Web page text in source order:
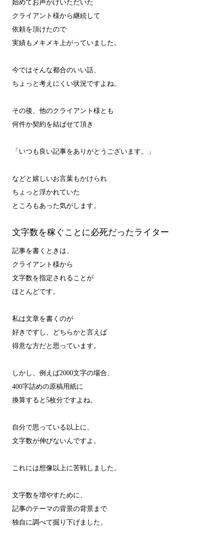
始めてお声がけいただいた
クライアント様から継続して
依頼を頂けたので
実績もメキメキ上がっていました。
今ではそんな都合のいい話、
ちょっと考えにくい状況ですよね。
その後、他のクライアント様とも
何件か契約を結ばせて頂き
「いつも良い記事をありがとうございます。」
などと嬉しいお言葉もかけられ
ちょっと浮かれていた
ところもあった気がします。
文字数を稼ぐことに必死だったライター
記事を書くときは、
クライアント様から
文字数を指定されることが
ほとんどです。
私は文章を書くのが
好きですし、どちらかと言えば
得意な方だと思っています。
しかし、例えば2000文字の場合、
400字詰めの原稿用紙に
換算すると5枚分ですよね。
自分で思っている以上に、
文字数が伸びないんですよ。
これには想像以上に苦戦しました。
文字数を増やすために、
記事のテーマの背景の背景まで
独自に調べて掘り下げました。